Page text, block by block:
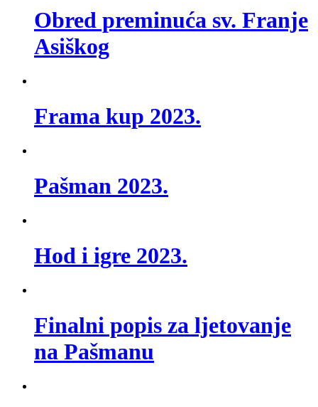
Obred preminuća sv. Franje
Asiškog
Frama kup 2023.
Pašman 2023.
Hod i igre 2023.
Finalni popis za ljetovanje
na Pašmanu